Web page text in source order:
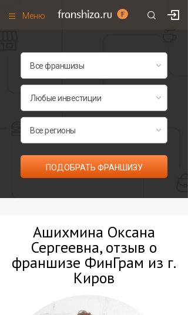
Меню
Франшизы по категориям
ПОДОБРАТЬ ФРАНШИЗУ
Ашихмина Оксана
Сергеевна, отзыв о
франшизе ФинГрам из г.
Киров